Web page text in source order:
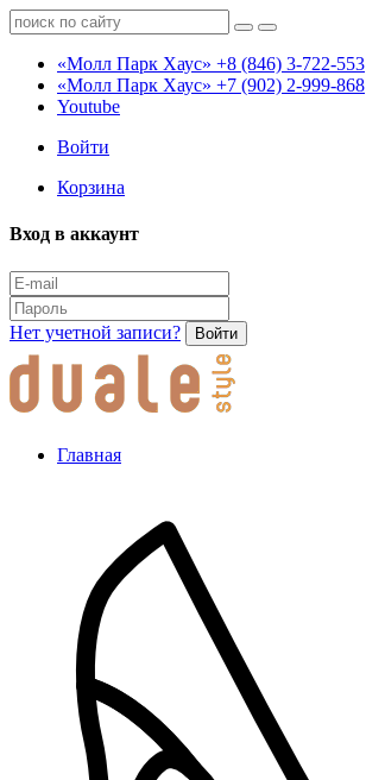
«Молл Парк Хаус» +8 (846) 3-722-553
«Молл Парк Хаус» +7 (902) 2-999-868
Youtube
Войти
Корзина
Вход в аккаунт
Нет учетной записи? Войти
Главная